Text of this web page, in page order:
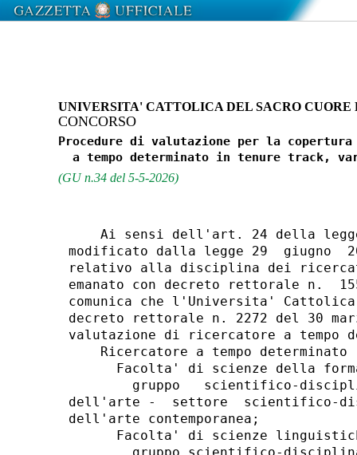
UNIVERSITA' CATTOLICA DEL SACRO
CONCORSO
Procedure di valutazione per la
(GU n.34 del 5-5-2026)
Ai sensi dell'art. 24 della
modificato dalla legge 29  giugno
relativo alla disciplina dei
emanato con decreto rettorale n.
comunica che l'Universita'
decreto rettorale n. 2272 del 30
valutazione di ricercatore a tempo
Ricercatore a tempo
Facolta' di scienze della
gruppo   scientifico-
dell'arte -  settore  scientifico-
dell'arte contemporanea;
Facolta' di scienze